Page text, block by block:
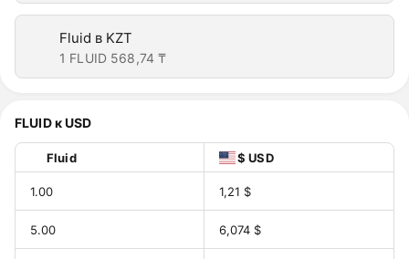
Fluid в KZT
1 FLUID 568,74 ₸
FLUID к USD
Fluid $ USD
1.00 1,21 $
5.00 6,074 $